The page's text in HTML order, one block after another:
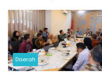
Daerah